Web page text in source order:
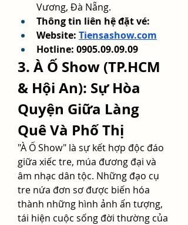
Vương, Đà Nẵng.
Thông tin liên hệ đặt vé:
Website: Tiensashow.com
Hotline: 0905.09.09.09
3. À Ố Show (TP.HCM
& Hội An): Sự Hòa
Quyện Giữa Làng
Quê Và Phố Thị
"À Ố Show" là sự kết hợp độc đáo
giữa xiếc tre, múa đương đại và
âm nhạc dân tộc. Những đạo cụ
tre nứa đơn sơ được biến hóa
thành những hình ảnh ấn tượng,
tái hiện cuộc sống đời thường của